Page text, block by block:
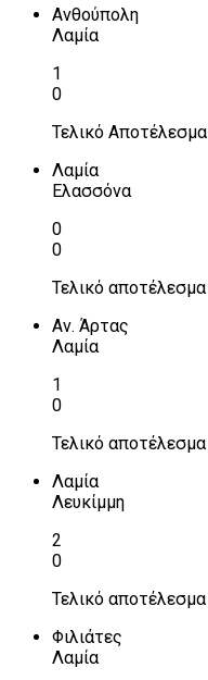
Ανθούπολη
Λαμία
1
0
Τελικό Αποτέλεσμα
Λαμία
Ελασσόνα
0
0
Τελικό αποτέλεσμα
Αν. Άρτας
Λαμία
1
0
Τελικό αποτέλεσμα
Λαμία
Λευκίμμη
2
0
Τελικό αποτέλεσμα
Φιλιάτες
Λαμία